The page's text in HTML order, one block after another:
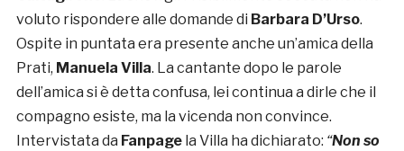
voluto rispondere alle domande di Barbara D’Urso.
Ospite in puntata era presente anche un’amica della
Prati, Manuela Villa. La cantante dopo le parole
dell’amica si è detta confusa, lei continua a dirle che il
compagno esiste, ma la vicenda non convince.
Intervistata da Fanpagela Villa ha dichiarato: “Non so